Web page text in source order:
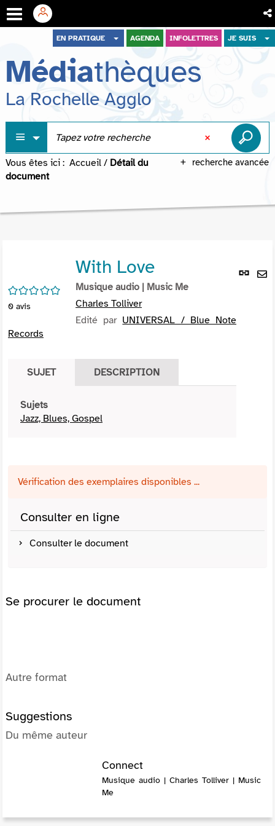
menu
contenu
recherche
EN PRATIQUE AGENDA INFOLETTRES JE SUIS
Médiathèques
La Rochelle Agglo
recherche avancée
Vous êtes ici : Accueil / Détail du
document
Lien
/5
0 avis
With Love
Musique audio | Music Me
Charles Tolliver
Edité par UNIVERSAL / Blue Note
Records
SUJET DESCRIPTION
Sujets
Jazz, Blues, Gospel
Vérification des exemplaires disponibles ...
Consulter en ligne
Consulter le document
Se procurer le document
Autre format
Suggestions
Du même auteur
Connect
Musique audio | Charles Tolliver | Music
Me